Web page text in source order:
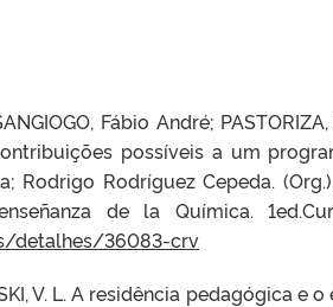
Fábio André;
possíveis a um
Rodríguez Cepeda. (Org.).
de la Química.
detalhes/36083-crv
V. L. A residência pedagógica